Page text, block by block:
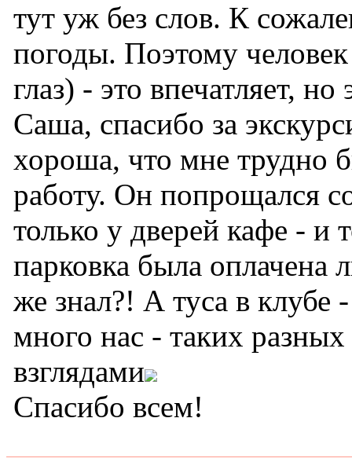
тут уж без слов. К
погоды. Поэтому
глаз) - это впечатляет,
Саша, спасибо за
хороша, что мне трудно
работу. Он попрощался
только у дверей кафе - и
парковка была оплачена
же знал?! А туса в
много нас - таких
взглядами
Спасибо всем!